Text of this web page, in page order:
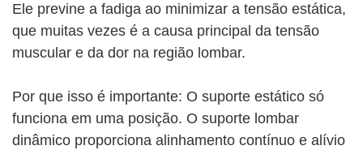
Ele previne a fadiga ao minimizar a tensão estática,
que muitas vezes é a causa principal da tensão
muscular e da dor na região lombar.
Por que isso é importante: O suporte estático só
funciona em uma posição. O suporte lombar
dinâmico proporciona alinhamento contínuo e alívio